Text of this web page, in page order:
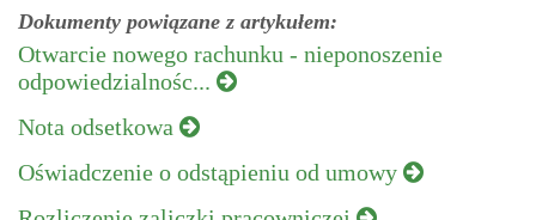
Dokumenty powiązane z artykułem:
Otwarcie nowego rachunku - nieponoszenie
odpowiedzialnośc...
Nota odsetkowa
Oświadczenie o odstąpieniu od umowy